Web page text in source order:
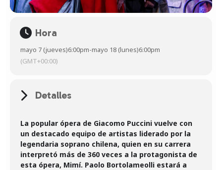
Hora
mayo 7 (jueves)6:00pm-mayo 18 (lunes)6:00pm
(GMT+00:00)
Detalles
La popular ópera de Giacomo Puccini vuelve con
un destacado equipo de artistas liderado por la
legendaria soprano chilena, quien en su carrera
interpretó más de 360 veces a la protagonista de
esta ópera, Mimí. Paolo Bortolameolli estará a